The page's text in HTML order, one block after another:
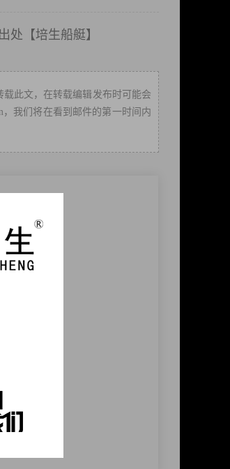
【培生船艇】
此文，在转载编辑发布时可能会
，我们将在看到邮件的第一时间内